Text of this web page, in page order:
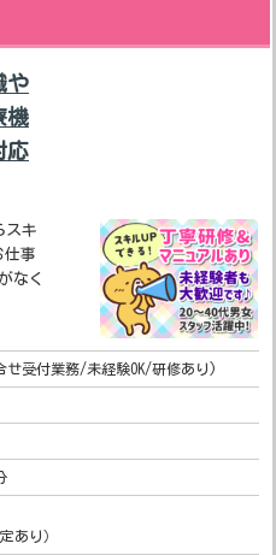
や
機
応
スキ
仕事
なく
せ受付業務/未経験OK/研修あり)
あり）